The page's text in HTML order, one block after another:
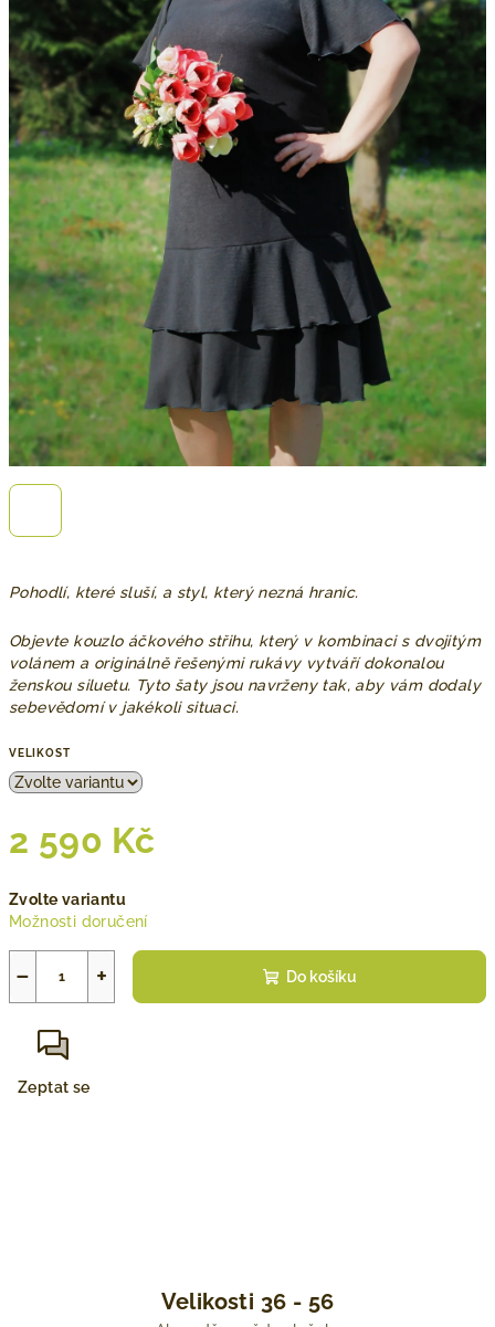
Pohodlí, které sluší, a styl, který nezná hranic.
Objevte kouzlo áčkového střihu, který v kombinaci s dvojitým
volánem a originálně řešenými rukávy vytváří dokonalou
ženskou siluetu. Tyto šaty jsou navrženy tak, aby vám dodaly
sebevědomí v jakékoli situaci.
VELIKOST
2 590 Kč
cena:
Zvolte variantu
Možnosti doručení
+
− Do košíku
Zeptat se
Velikosti 36 - 56